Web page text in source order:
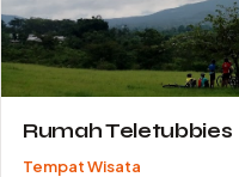
Rumah Teletubbies
Tempat Wisata